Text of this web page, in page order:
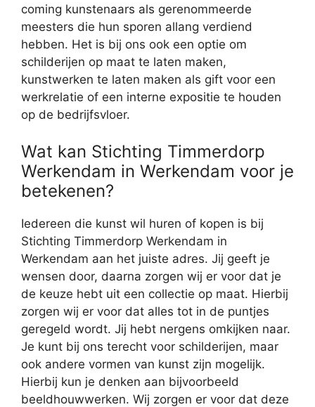
coming kunstenaars als gerenommeerde
meesters die hun sporen allang verdiend
hebben. Het is bij ons ook een optie om
schilderijen op maat te laten maken,
kunstwerken te laten maken als gift voor een
werkrelatie of een interne expositie te houden
op de bedrijfsvloer.
Wat kan Stichting Timmerdorp
Werkendam in Werkendam voor je
betekenen?
Iedereen die kunst wil huren of kopen is bij
Stichting Timmerdorp Werkendam in
Werkendam aan het juiste adres. Jij geeft je
wensen door, daarna zorgen wij er voor dat je
de keuze hebt uit een collectie op maat. Hierbij
zorgen wij er voor dat alles tot in de puntjes
geregeld wordt. Jij hebt nergens omkijken naar.
Je kunt bij ons terecht voor schilderijen, maar
ook andere vormen van kunst zijn mogelijk.
Hierbij kun je denken aan bijvoorbeeld
beeldhouwwerken. Wij zorgen er voor dat deze